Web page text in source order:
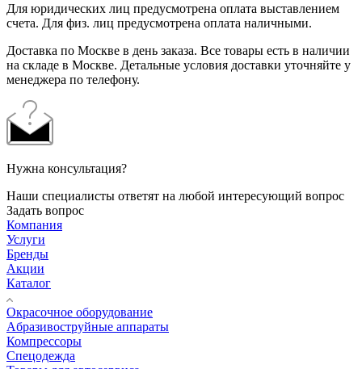
Для юридических лиц предусмотрена оплата выставлением
счета. Для физ. лиц предусмотрена оплата наличными.
Доставка по Москве в день заказа. Все товары есть в наличии
на складе в Москве. Детальные условия доставки уточняйте у
менеджера по телефону.
Нужна консультация?
Наши специалисты ответят на любой интересующий вопрос
Задать вопрос
Компания
Услуги
Бренды
Акции
Каталог
Окрасочное оборудование
Aбразивоструйные аппараты
Компрессоры
Спецодежда